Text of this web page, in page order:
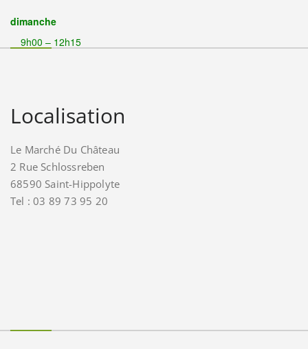
dimanche
9h00 – 12h15
Localisation
Le Marché Du Château
2 Rue Schlossreben
68590 Saint-Hippolyte
Tel : 03 89 73 95 20